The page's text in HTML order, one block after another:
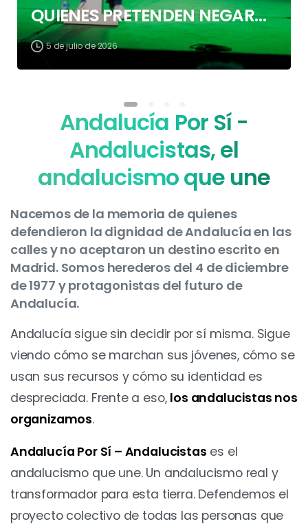
QUIENES PRETENDEN NEGAR
LA IDENTIDAD ANDALUZA
5 de julio de 2026
Andalucía Por Sí -
Andalucistas, el
andalucismo que une
Nacemos de la memoria de quienes
defendieron la dignidad de Andalucía en las
calles y no aceptaron un destino escrito en
Madrid. Somos herederos del 4 de diciembre
de 1977 y protagonistas del futuro de
Andalucía.
Andalucía sigue sin decidir por sí misma. Sigue
viendo cómo se marchan sus jóvenes, cómo se
usan sus recursos y cómo su identidad es
despreciada. Frente a eso, los andalucistas nos
organizamos.
Andalucía Por Sí – Andalucistas es el
andalucismo que une. Un andalucismo real y
transformador para esta tierra. Defendemos el
proyecto colectivo de todas las personas que